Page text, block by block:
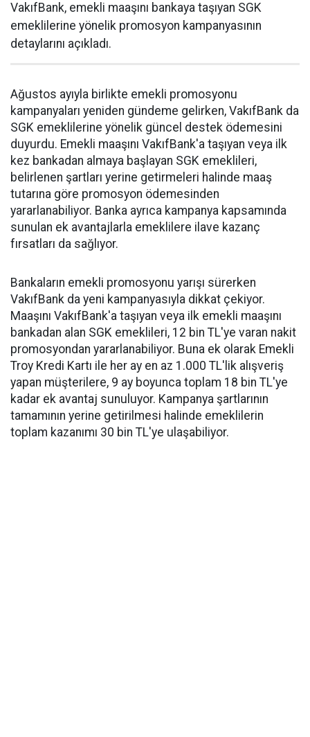
VakıfBank, emekli maaşını bankaya taşıyan SGK
emeklilerine yönelik promosyon kampanyasının
detaylarını açıkladı.
Ağustos ayıyla birlikte emekli promosyonu
kampanyaları yeniden gündeme gelirken, VakıfBank da
SGK emeklilerine yönelik güncel destek ödemesini
duyurdu. Emekli maaşını VakıfBank'a taşıyan veya ilk
kez bankadan almaya başlayan SGK emeklileri,
belirlenen şartları yerine getirmeleri halinde maaş
tutarına göre promosyon ödemesinden
yararlanabiliyor. Banka ayrıca kampanya kapsamında
sunulan ek avantajlarla emeklilere ilave kazanç
fırsatları da sağlıyor.
Bankaların emekli promosyonu yarışı sürerken
VakıfBank da yeni kampanyasıyla dikkat çekiyor.
Maaşını VakıfBank'a taşıyan veya ilk emekli maaşını
bankadan alan SGK emeklileri, 12 bin TL'ye varan nakit
promosyondan yararlanabiliyor. Buna ek olarak Emekli
Troy Kredi Kartı ile her ay en az 1.000 TL'lik alışveriş
yapan müşterilere, 9 ay boyunca toplam 18 bin TL'ye
kadar ek avantaj sunuluyor. Kampanya şartlarının
tamamının yerine getirilmesi halinde emeklilerin
toplam kazanımı 30 bin TL'ye ulaşabiliyor.